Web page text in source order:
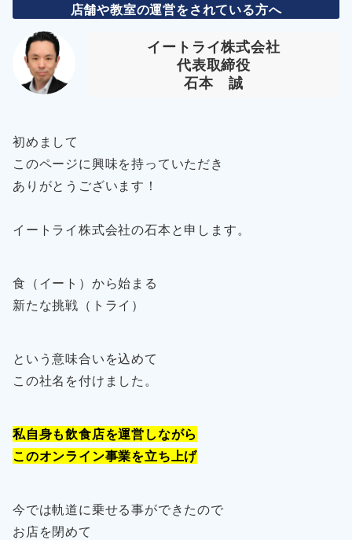
店舗や教室の運営をされている方へ
イートライ株式会社
代表取締役
石本 誠
初めまして
このページに興味を持っていただき
ありがとうございます！
イートライ株式会社の石本と申します。
食（イート）から始まる
新たな挑戦（トライ）
という意味合いを込めて
この社名を付けました。
私自身も飲食店を運営しながら
このオンライン事業を立ち上げ
今では軌道に乗せる事ができたので
お店を閉めて